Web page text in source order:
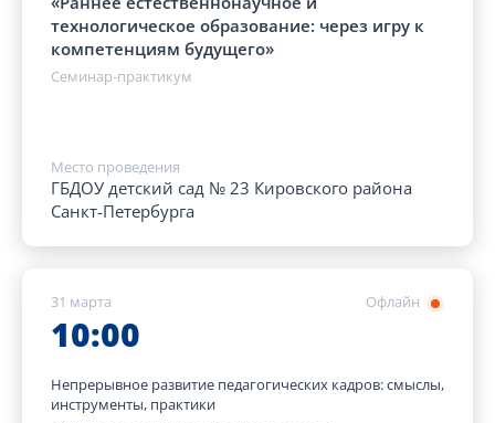
технологическое образование: через игру к
компетенциям будущего»
Семинар-практикум
Место проведения
ГБДОУ детский сад № 23 Кировского района
Санкт-Петербурга
Офлайн
31 марта
10:00
Непрерывное развитие педагогических кадров: смыслы,
инструменты, практики